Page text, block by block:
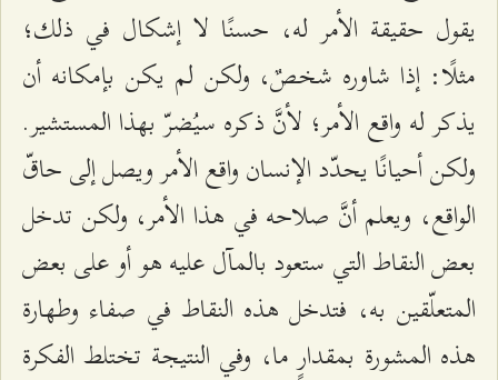
يقول حقيقة الأمر له، حسنًا لا إشكال في ذلك؛
مثلًا: إذا شاوره شخصٌ، ولكن لم يكن بإمكانه أن
يذكر له واقع الأمر؛ لأنَّ ذكره سيُضرّ بهذا المستشير.
ولكن أحيانًا يحدّد الإنسان واقع الأمر ويصل إلى حاقّ
الواقع، ويعلم أنَّ صلاحه في هذا الأمر، ولكن تدخل
بعض النقاط التي ستعود بالمآل عليه هو أو على بعض
المتعلّقين به، فتدخل هذه النقاط في صفاء وطهارة
هذه المشورة بمقدارٍ ما، وفي النتيجة تختلط الفكرة